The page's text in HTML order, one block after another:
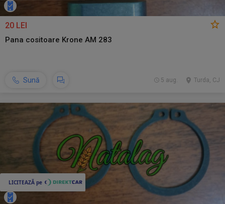
20 LEI
Pana cositoare Krone AM 283
Sună Turda, CJ
5 aug.